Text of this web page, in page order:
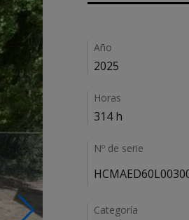
Details
Año
2025
Horas
314 h
Nº de serie
Categoría